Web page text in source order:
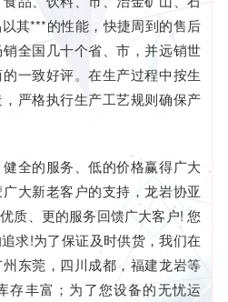
其***的性能，快捷周到的售后
全国几十个省、市，并远销世
一致好评。在生产过程中按生
严格执行生产工艺规则确保产
全的服务、低的价格赢得广大
大新老客户的支持，龙岩协亚
质、更的服务回馈广大客户! 您
求!为了保证及时供货，我们在
东莞，四川成都，福建龙岩等
存丰富；为了您设备的无忧运